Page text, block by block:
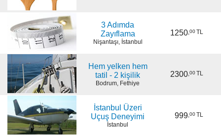
3 Adımda
Zayıflama
Nişantaşı, İstanbul
1250,00 TL
Hem yelken hem
tatil - 2 kişilik
Bodrum, Fethiye
2300,00 TL
İstanbul Üzeri
Uçuş Deneyimi
İstanbul
999,00 TL